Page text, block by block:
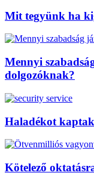
Mit tegyünk ha
Mennyi
dolgozóknak?
Haladékot
Kötelező